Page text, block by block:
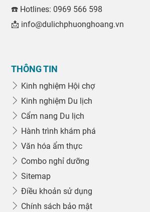
☎️ Hotlines: 0969 566 598
📩 info@dulichphuonghoang.vn
THÔNG TIN
Kinh nghiệm Hội chợ
Kinh nghiệm Du lịch
Cẩm nang Du lịch
Hành trình khám phá
Văn hóa ẩm thực
Combo nghỉ dưỡng
Sitemap
Điều khoản sử dụng
Chính sách bảo mật